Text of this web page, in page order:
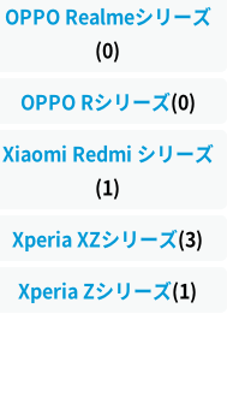
OPPO Realmeシリーズ
(0)
OPPO Rシリーズ(0)
Xiaomi Redmi シリーズ
(1)
Xperia XZシリーズ(3)
Xperia Zシリーズ(1)